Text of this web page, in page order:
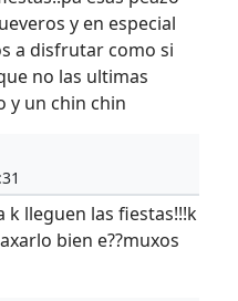
y en especial
a disfrutar como si
no las ultimas
y un chin chin
k lleguen las fiestas!!!k
bien e??muxos